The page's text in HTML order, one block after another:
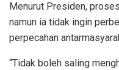
Menurut Presiden,
namun ia tidak ingin
perpecahan
“Tidak boleh saling